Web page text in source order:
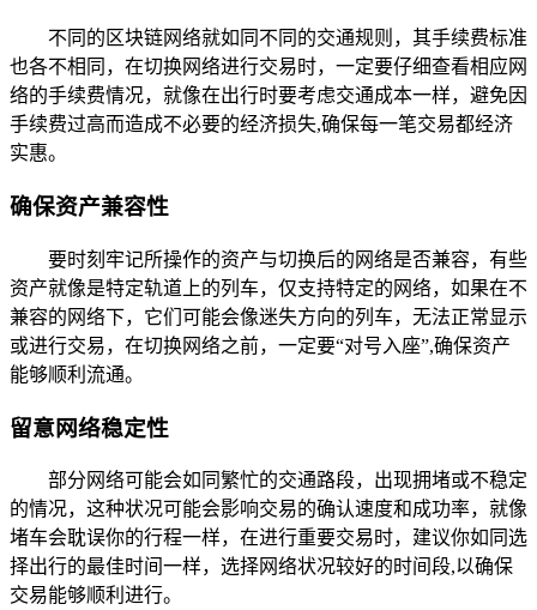
不同的区块链网络就如同不同的交通规则，其手续费标准
也各不相同，在切换网络进行交易时，一定要仔细查看相应网
络的手续费情况，就像在出行时要考虑交通成本一样，避免因
手续费过高而造成不必要的经济损失,确保每一笔交易都经济
实惠。
确保资产兼容性
要时刻牢记所操作的资产与切换后的网络是否兼容，有些
资产就像是特定轨道上的列车，仅支持特定的网络，如果在不
兼容的网络下，它们可能会像迷失方向的列车，无法正常显示
或进行交易，在切换网络之前，一定要“对号入座”,确保资产
能够顺利流通。
留意网络稳定性
部分网络可能会如同繁忙的交通路段，出现拥堵或不稳定
的情况，这种状况可能会影响交易的确认速度和成功率，就像
堵车会耽误你的行程一样，在进行重要交易时，建议你如同选
择出行的最佳时间一样，选择网络状况较好的时间段,以确保
交易能够顺利进行。